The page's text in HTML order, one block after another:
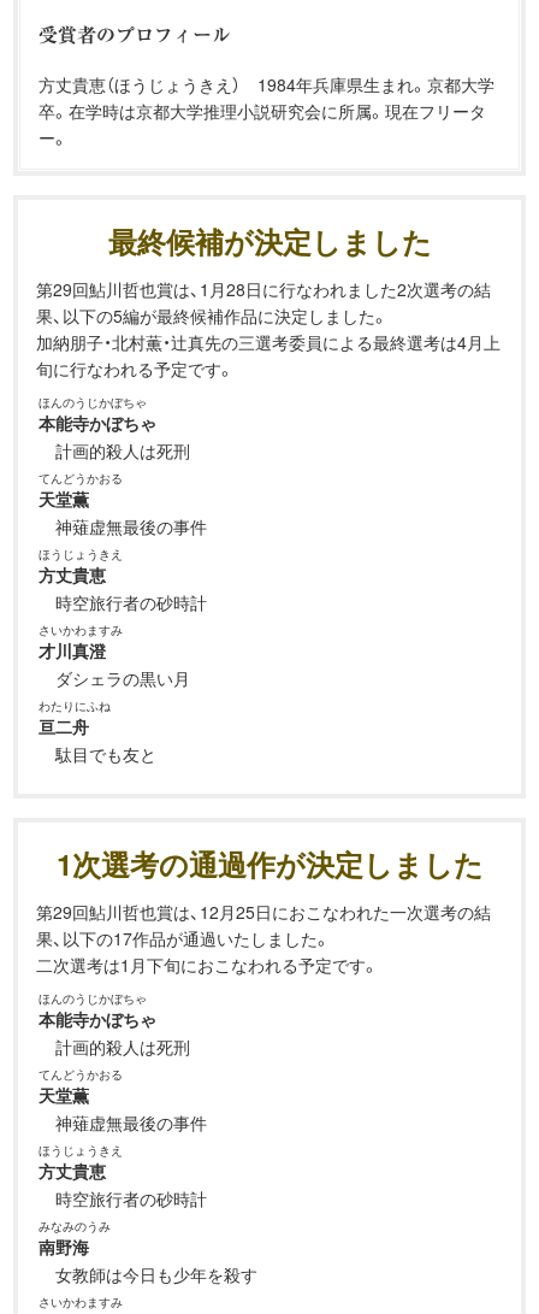
方丈貴恵（ほうじょうきえ） 1984年兵庫県生まれ。京都大学
卒。在学時は京都大学推理小説研究会に所属。現在フリータ
ー。
最終候補が決定しました
第29回鮎川哲也賞は、1月28日に行なわれました2次選考の結
果、以下の5編が最終候補作品に決定しました。
加納朋子・北村薫・辻真先の三選考委員による最終選考は4月上
旬に行なわれる予定です。
本能寺かぼちゃ
ほんのうじかぼちゃ
計画的殺人は死刑
天堂薫
てんどうかおる
神薙虚無最後の事件
方丈貴恵
ほうじょうきえ
時空旅行者の砂時計
才川真澄
さいかわますみ
ダシェラの黒い月
亘二舟
わたりにふね
駄目でも友と
1次選考の通過作が決定しました
第29回鮎川哲也賞は、12月25日におこなわれた一次選考の結
果、以下の17作品が通過いたしました。
二次選考は1月下旬におこなわれる予定です。
本能寺かぼちゃ
ほんのうじかぼちゃ
計画的殺人は死刑
天堂薫
てんどうかおる
神薙虚無最後の事件
方丈貴恵
ほうじょうきえ
時空旅行者の砂時計
南野海
みなみのうみ
女教師は今日も少年を殺す
さいかわますみ